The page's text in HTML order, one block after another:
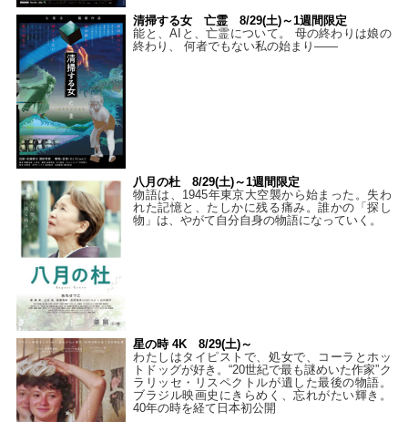
清掃する女 亡霊 8/29(土)～1週間限定
能と、AIと、亡霊について。 母の終わりは娘の
終わり、 何者でもない私の始まり――
八月の杜 8/29(土)～1週間限定
物語は、1945年東京大空襲から始まった。失わ
れた記憶と、たしかに残る痛み。誰かの「探し
物」は、やがて自分自身の物語になっていく。
星の時 4K 8/29(土)～
わたしはタイピストで、処⼥で、コーラとホッ
トドッグが好き。“20世紀で最も謎めいた作家”ク
ラリッセ・リスペクトルが遺した最後の物語。
ブラジル映画史にきらめく、忘れがたい輝き。
40年の時を経て⽇本初公開